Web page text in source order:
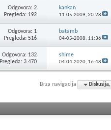
Odgovora: 2
Pregleda: 192
kankan
11-05-2009, 20:28
Odgovora: 1
Pregleda: 516
batamb
04-05-2008, 11:36
Odgovora: 132
Pregleda: 3.470
shime
04-04-2020, 16:48
Brza navigacija